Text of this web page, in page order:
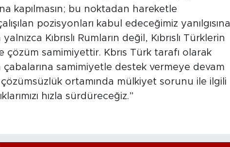
kapılmasın; bu noktadan hareketle
pozisyonları kabul edeceğimiz yanılgısına
Kıbrıslı Rumların değil, Kıbrıslı Türklerin
çözüm samimiyettir. Kbrıs Türk tarafı olarak
çabalarına samimiyetle destek vermeye devam
ortamında mülkiyet sorunu ile ilgili
hızla sürdüreceğiz.”